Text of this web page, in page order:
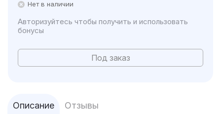
Нет в наличии
Авторизуйтесь чтобы получить и использовать
бонусы
Под заказ
Описание Отзывы